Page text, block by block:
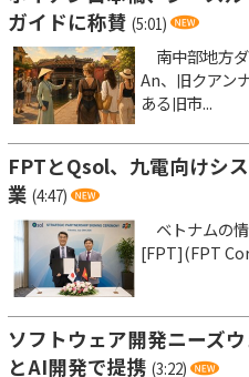
ガイドに称賛 (5:01)
南中部地方
An、旧クアン
ある旧市...
FPTとQsol、九電向けシ
業 (4:47)
ベトナムの
[FPT](FPT
ソフトウェア開発ニーズ
とAI開発で提携 (3:22)